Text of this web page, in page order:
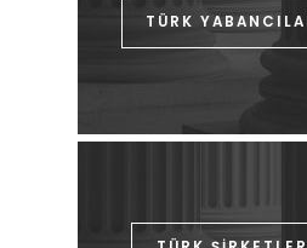
TÜRK